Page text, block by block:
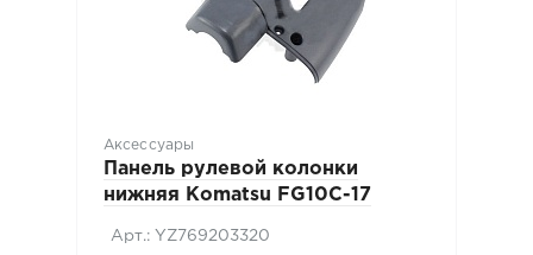
Аксессуары
Панель рулевой колонки
нижняя Komatsu FG10C-17
Арт.: YZ769203320